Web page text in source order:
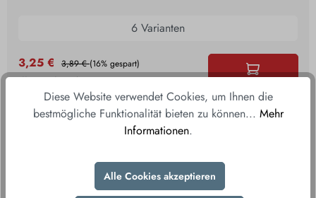
6 Varianten
3,25 € 3,89 €(16% gespart)
inkl. MwSt., zzgl. Versand
Diese Website verwendet Cookies, um Ihnen die
bestmögliche Funktionalität bieten zu können... Mehr
Informationen.
Alle Cookies akzeptieren